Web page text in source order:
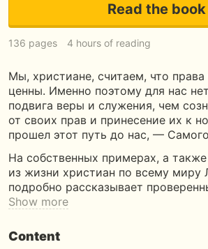
Read the book
136 pages 4 hours of reading
Мы, христиане, считаем, что права
ценны. Именно поэтому для нас
подвига веры и служения, чем
от своих прав и принесение их к
прошел этот путь до нас, —
На собственных примерах, а
из жизни христиан по всему миру
подробно рассказывает
Show more
Content